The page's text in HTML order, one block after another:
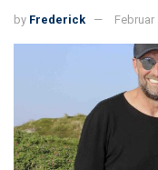
by Frederick Februar